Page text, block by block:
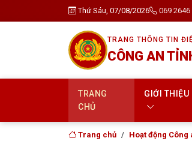
Thứ Sáu, 07/08/2026 069 2646
TRANG THÔNG TIN
CÔNG AN
TRANG
CHỦ
GIỚI THIỆU
Trang chủ Hoạt động Công